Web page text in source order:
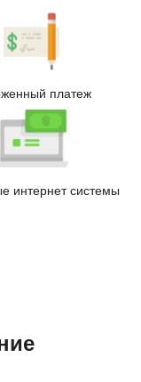
платеж
интернет системы